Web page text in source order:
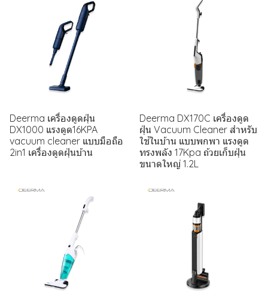
Deerma เครื่องดูดฝุ่น
DX1000 แรงดูด16KPA
vacuum cleaner แบบมือถือ
2in1 เครื่องดูดฝุ่นบ้าน
Deerma DX170C เครื่องดูด
ฝุ่น Vacuum Cleaner สำหรับ
ใช้ในบ้าน แบบพกพา แรงดูด
ทรงพลัง 17Kpa ถ้วยเก็บฝุ่น
ขนาดใหญ่ 1.2L